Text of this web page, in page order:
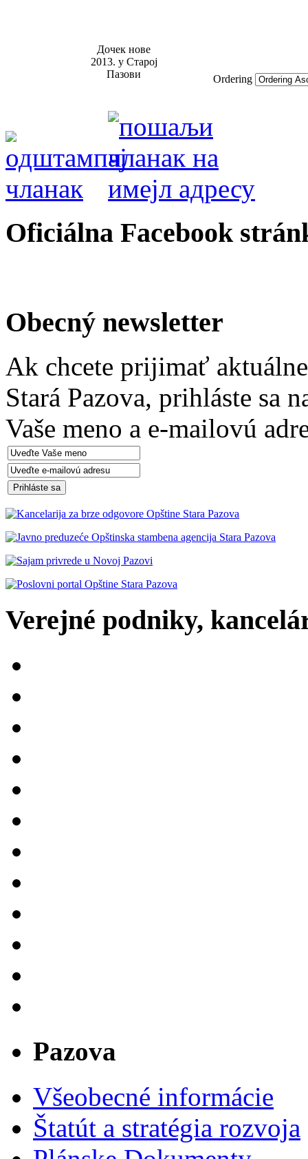
Дочек нове
2013. у Старој
Пазови
Ordering
Oficiálna Facebook
Obecný newsletter
Ak chcete prijimať
Stará Pazova, prihláste sa
Vaše meno a e-mailovú
Verejné podniky,
Pazova
Všeobecné informácie
Štatút a stratégia rozvoja